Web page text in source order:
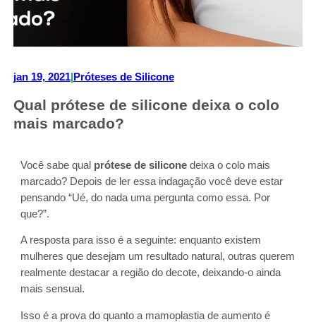
jan 19, 2021| Próteses de Silicone
Qual prótese de silicone deixa o colo
mais marcado?
Você sabe qual prótese de silicone deixa o colo mais
marcado? Depois de ler essa indagação você deve estar
pensando “Ué, do nada uma pergunta como essa. Por
que?”.
A resposta para isso é a seguinte: enquanto existem
mulheres que desejam um resultado natural, outras querem
realmente destacar a região do decote, deixando-o ainda
mais sensual.
Isso é a prova do quanto a mamoplastia de aumento é